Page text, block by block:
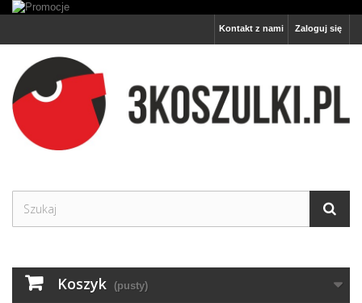
Zaloguj się
Kontakt z nami
Koszyk (pusty)